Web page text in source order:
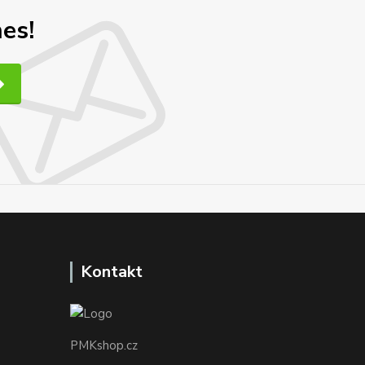
Kontakt
PMKshop.cz